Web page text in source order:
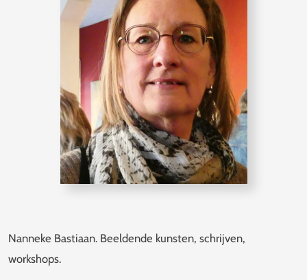
Nanneke Bastiaan. Beeldende kunsten, schrijven,
workshops.